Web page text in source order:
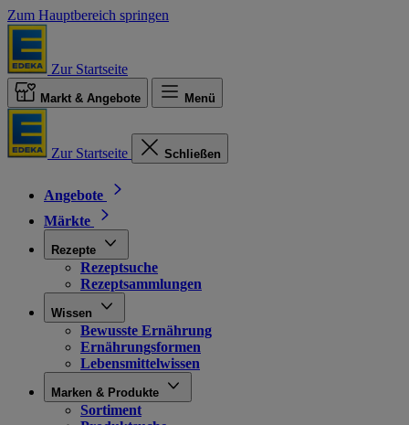
Zum Hauptbereich springen
Zur Startseite
Markt & Angebote Menü
Zur Startseite Schließen
Angebote
Märkte
Rezepte
Rezeptsuche
Rezeptsammlungen
Wissen
Bewusste Ernährung
Ernährungsformen
Lebensmittelwissen
Marken & Produkte
Sortiment